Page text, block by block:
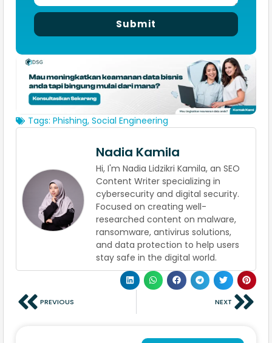
Submit
Tags: Phishing, Social Engineering
Nadia Kamila
Hi, I'm Nadia Lidzikri Kamila, an SEO
Content Writer specializing in
cybersecurity and digital security.
Focused on creating well-
researched content on malware,
ransomware, antivirus solutions,
and data protection to help users
stay safe in the digital world.
PREVIOUS NEXT